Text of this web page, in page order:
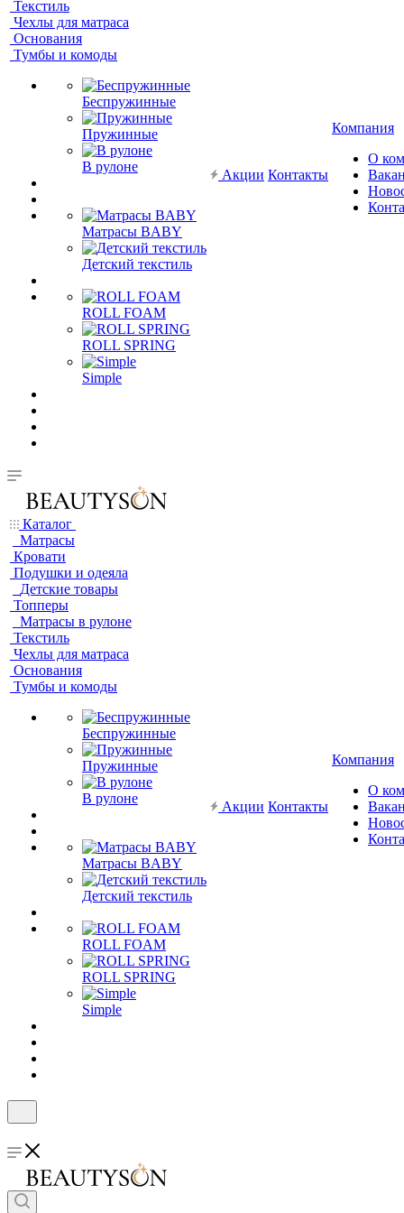
Текстиль
Чехлы для матраса
Основания
Тумбы и комоды
Беспружинные
Пружинные
В рулоне
Матрасы BABY
Детский текстиль
ROLL FOAM
ROLL SPRING
Simple
Акции Контакты
Компания
О
Каталог
Матрасы
Кровати
Подушки и одеяла
Детские товары
Топперы
Матрасы в рулоне
Текстиль
Чехлы для матраса
Основания
Тумбы и комоды
Беспружинные
Пружинные
В рулоне
Матрасы BABY
Детский текстиль
ROLL FOAM
ROLL SPRING
Simple
Акции Контакты
Компания
О